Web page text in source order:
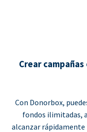
Crear
Con Donorbox,
fondos ilimitadas,
alcanzar rápidamente